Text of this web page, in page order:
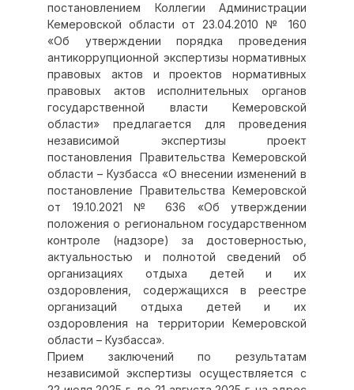
постановлением Коллегии Администрации
Кемеровской области от 23.04.2010 № 160
«Об утверждении порядка проведения
антикоррупционной экспертизы нормативных
правовых актов и проектов нормативных
правовых актов исполнительных органов
государственной власти Кемеровской
области» предлагается для проведения
независимой экспертизы проект
постановления Правительства Кемеровской
области – Кузбасса «О внесении изменений в
постановление Правительства Кемеровской
от 19.10.2021 № 636 «Об утверждении
положения о региональном государственном
контроле (надзоре) за достоверностью,
актуальностью и полнотой сведений об
организациях отдыха детей и их
оздоровления, содержащихся в реестре
организаций отдыха детей и их
оздоровления на территории Кемеровской
области – Кузбасса».
Прием заключений по результатам
независимой экспертизы осуществляется с